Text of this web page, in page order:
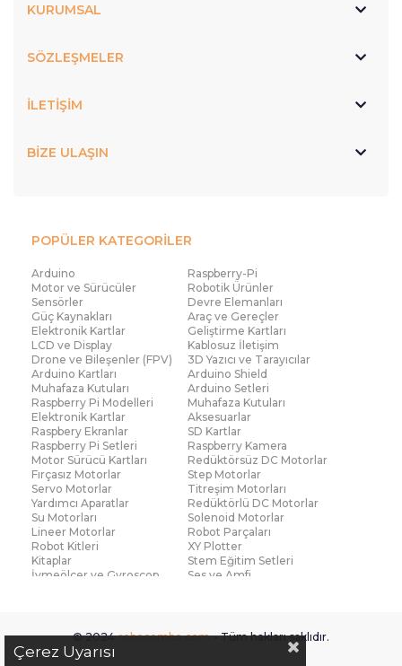
KURUMSAL
SÖZLEŞMELER
İLETİŞİM
BİZE ULAŞIN
POPÜLER KATEGORİLER
Arduino
Raspberry-Pi
Motor ve Sürücüler
Robotik Ürünler
Sensörler
Devre Elemanları
Güç Kaynakları
Araç ve Gereçler
Elektronik Kartlar
Geliştirme Kartları
LCD ve Display
Kablosuz İletişim
Drone ve Bileşenler (FPV)
3D Yazıcı ve Tarayıcılar
Arduino Kartları
Arduino Shield
Muhafaza Kutuları
Arduino Setleri
Raspberry Pi Modelleri
Muhafaza Kutuları
Elektronik Kartlar
Aksesuarlar
Raspbery Ekranlar
SD Kartlar
Raspberry Pi Setleri
Raspberry Kamera
Motor Sürücü Kartları
Redüktörsüz DC Motorlar
Fırçasız Motorlar
Step Motorlar
Servo Motorlar
Titreşim Motorları
Yardımcı Aparatlar
Redüktörlü DC Motorlar
Su Motorları
Solenoid Motorlar
Lineer Motorlar
Robot Parçaları
Robot Kitleri
XY Plotter
Kitaplar
Stem Eğitim Setleri
İvmeölçer ve Gyroscop
Ses ve Amfi
Voltaj ve Akım
Titreşim
Basınç ve Kuvvet
Manyetik ve Hall Effect
© 2024 robocombo.com - Tüm hakları saklıdır.
Çerez Uyarısı